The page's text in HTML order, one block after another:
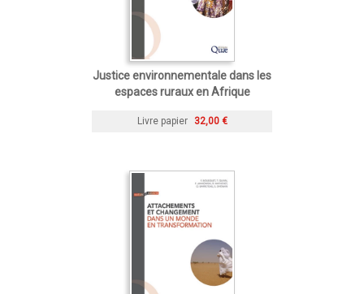
Justice environnementale dans les
espaces ruraux en Afrique
Livre papier 32,00 €